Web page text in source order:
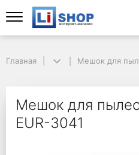
Главная Мешок для
Мешок для
EUR-3041